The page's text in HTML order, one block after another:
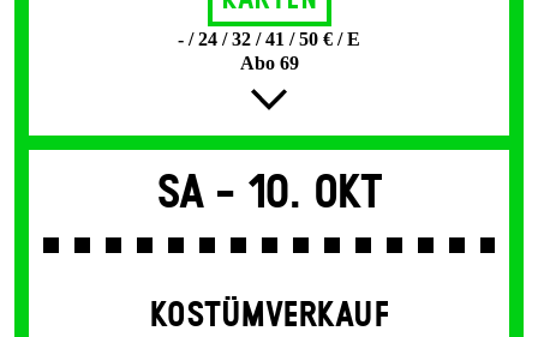
- / 24 / 32 / 41 / 50 € / E
Abo 69
Sa - 10. Okt
KOSTÜMVERKAUF